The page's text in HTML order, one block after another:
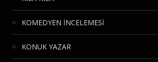
KOMEDYEN İNCELEMESİ
KONUK YAZAR